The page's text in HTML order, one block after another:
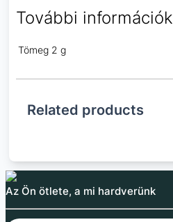
További információk
Tömeg 2 g
Related products
Az Ön ötlete, a mi hardverünk